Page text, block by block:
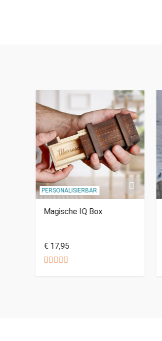
PERSONALISIERBAR
Magische IQ Box
€ 17,95